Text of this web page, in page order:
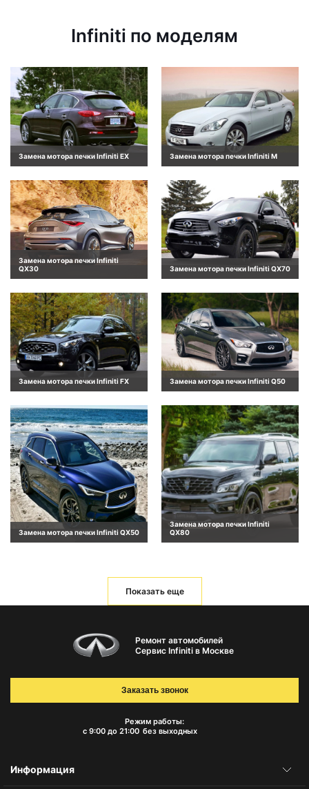
Infiniti по моделям
Замена мотора печки Infiniti EX Замена мотора печки Infiniti M
Замена мотора печки Infiniti
QX30
Замена мотора печки Infiniti QX70
Замена мотора печки Infiniti FX Замена мотора печки Infiniti Q50
Замена мотора печки Infiniti QX50
Замена мотора печки Infiniti
QX80
Показать еще
Ремонт автомобилей
Сервис Infiniti в Москве
Режим работы:
с 9:00 до 21:00 без выходных
Заказать звонок
Информация